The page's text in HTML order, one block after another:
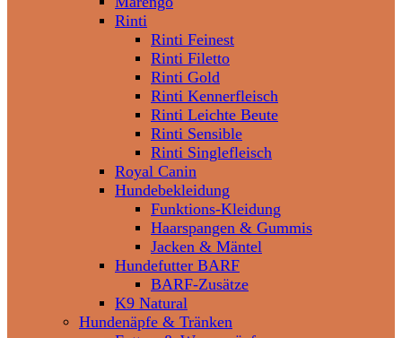
Rinti
Rinti Feinest
Rinti Filetto
Rinti Gold
Rinti Kennerfleisch
Rinti Leichte Beute
Rinti Sensible
Rinti Singlefleisch
Royal Canin
Hundebekleidung
Funktions-Kleidung
Haarspangen & Gummis
Jacken & Mäntel
Hundefutter BARF
BARF-Zusätze
K9 Natural
Hundenäpfe & Tränken